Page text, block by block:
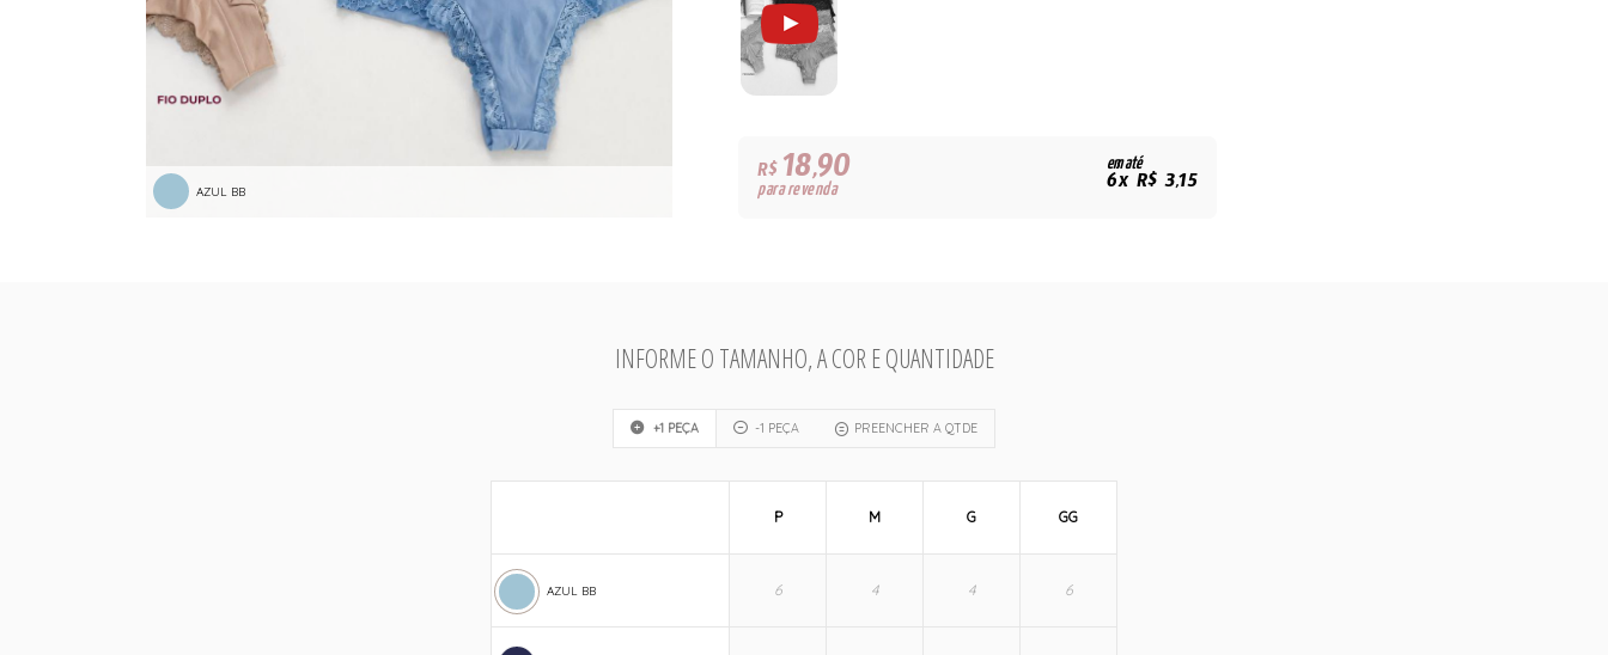
AZUL BB R$18,90
para revenda
em até
6x R$ 3,15
INFORME O TAMANHO, A COR E QUANTIDADE
+1 PEÇA -1 PEÇA PREENCHER A QTDE
AZUL BB
P M G GG